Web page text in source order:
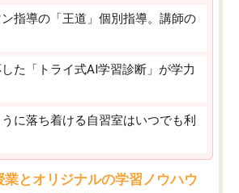
指導の「王道」個別指導。講師の
た「トライ式AI学習診断」が学力
に落ち着ける自習室はいつでも利
業とオリジナルの学習ノウハウ